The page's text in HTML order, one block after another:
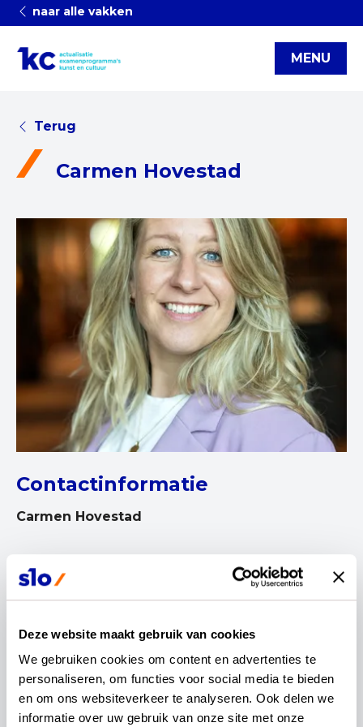
Deze website maakt gebruik van cookies
We gebruiken cookies om content en advertenties te
personaliseren, om functies voor social media te bieden
en om ons websiteverkeer te analyseren. Ook delen we
informatie over uw gebruik van onze site met onze
naar alle vakken
MENU
Terug
Carmen Hovestad
Contactinformatie
Carmen Hovestad
Vakexpert muziek
Mijn naam is Carmen Hovestad en ik mag als
vakexpert aansluiten bij de